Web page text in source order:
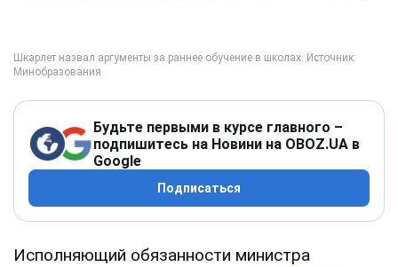
Будьте первыми в курсе главного –
подпишитесь на Новини на OBOZ.UA в
Google
Подписаться
Исполняющий обязанности министра